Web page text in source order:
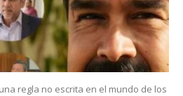
regla no escrita en el mundo de los